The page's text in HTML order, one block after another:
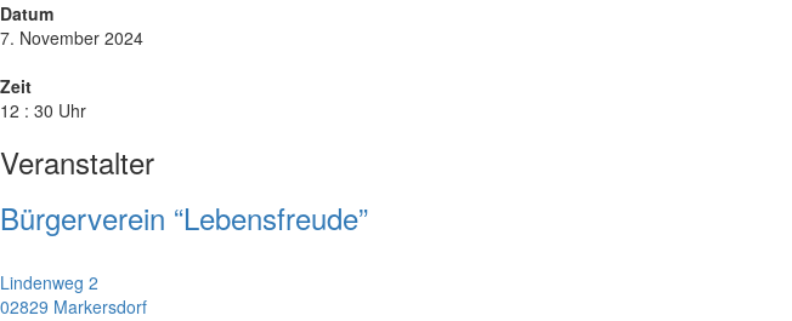
Datum
7. November 2024
Zeit
12 : 30 Uhr
Veranstalter
Bürgerverein “Lebensfreude”
Lindenweg 2
02829 Markersdorf